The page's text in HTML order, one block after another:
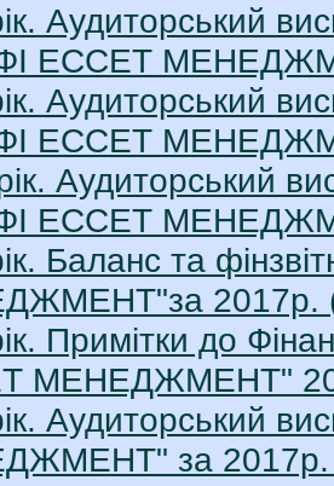
Аудиторський
ЕССЕТ
Аудиторський
ЕССЕТ
Аудиторський
ЕССЕТ
Баланс та
2017р.
Примітки до
МЕНЕДЖМЕНТ"
Аудиторський
за 2017р.